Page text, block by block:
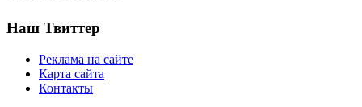
Наш Твиттер
Реклама на сайте
Карта сайта
Контакты